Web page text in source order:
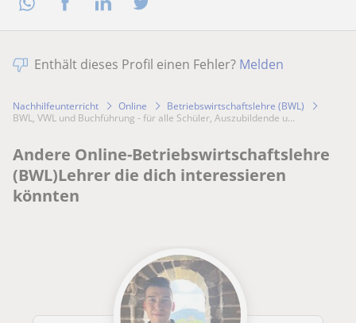
Enthält dieses Profil einen Fehler? Melden
Nachhilfeunterricht Online
Betriebswirtschaftslehre (BWL)
BWL, VWL und Buchführung - für alle Schüler, Auszubildende u...
Andere Online-Betriebswirtschaftslehre
(BWL)Lehrer die dich interessieren
könnten